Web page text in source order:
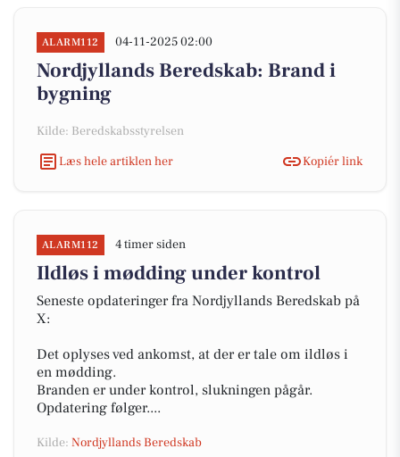
ALARM112 04-11-2025 02:00
Nordjyllands Beredskab: Brand i
bygning
Kilde: Beredskabsstyrelsen
Læs hele artiklen her
Kopiér link
ALARM112 4 timer siden
Ildløs i mødding under kontrol
Seneste opdateringer fra Nordjyllands Beredskab på
X:
Det oplyses ved ankomst, at der er tale om ildløs i
en mødding.
Branden er under kontrol, slukningen pågår.
Opdatering følger....
Kilde: Nordjyllands Beredskab